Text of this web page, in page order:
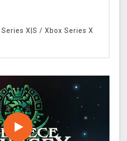
X|S / Xbox Series X